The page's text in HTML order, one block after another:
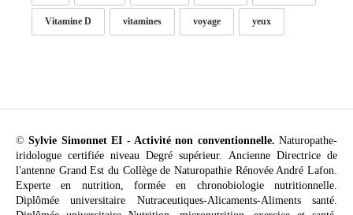
Vitamine D vitamines voyage yeux
©Sylvie Simonnet EI - Activité non conventionnelle. Naturopathe-
iridologue certifiée niveau Degré supérieur. Ancienne Directrice de
l'antenne Grand Est du Collège de Naturopathie Rénovée André Lafon.
Experte en nutrition, formée en chronobiologie nutritionnelle.
Diplômée universitaire Nutraceutiques-Alicaments-Aliments santé.